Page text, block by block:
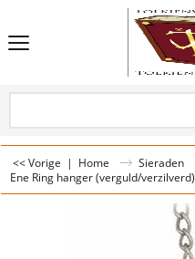
<< Vorige | Home Sieraden
Ene Ring hanger (verguld/verzilverd)